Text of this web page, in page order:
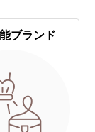
ブランド